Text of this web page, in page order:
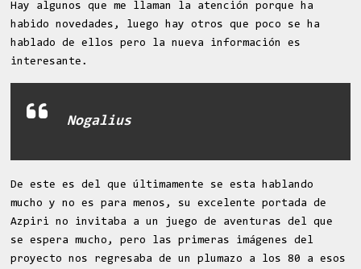
Hay algunos que me llaman la atención porque ha
habido novedades, luego hay otros que poco se ha
hablado de ellos pero la nueva información es
interesante.
Nogalius
De este es del que últimamente se esta hablando
mucho y no es para menos, su excelente portada de
Azpiri no invitaba a un juego de aventuras del que
se espera mucho, pero las primeras imágenes del
proyecto nos regresaba de un plumazo a los 80 a esos